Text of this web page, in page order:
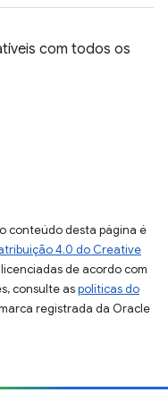
com todos os
conteúdo desta página é
4.0 do Creative
de acordo com
consulte aspolíticas do
registrada da Oracle